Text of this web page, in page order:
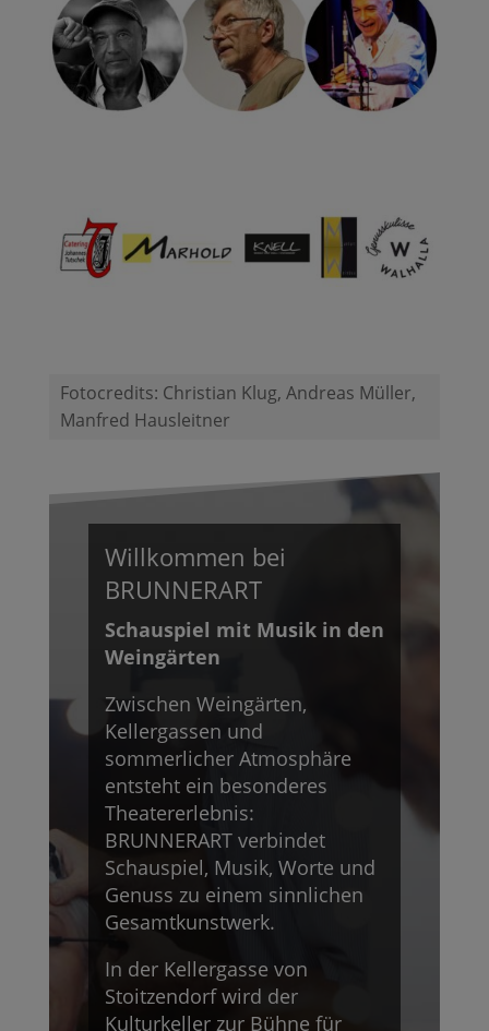
Fotocredits: Christian Klug, Andreas Müller,
Manfred Hausleitner
Willkommen bei
BRUNNERART
Schauspiel mit Musik in den
Weingärten
Zwischen Weingärten,
Kellergassen und
sommerlicher Atmosphäre
entsteht ein besonderes
Theatererlebnis:
BRUNNERART verbindet
Schauspiel, Musik, Worte und
Genuss zu einem sinnlichen
Gesamtkunstwerk.
In der Kellergasse von
Stoitzendorf wird der
Kulturkeller zur Bühne für